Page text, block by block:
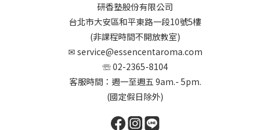
研香塾股份有限公司
台北市大安區和平東路一段10號5樓
(非課程時間不開放教室)
✉ service@essencentaroma.com
☏ 02-2365-8104
客服時間：週一至週五 9am.- 5pm.
(國定假日除外)